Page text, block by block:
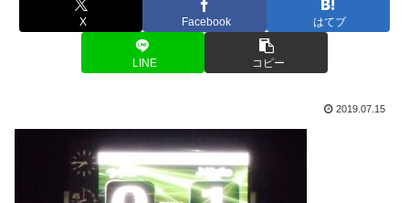
X Facebook はてブ
LINE コピー
2019.07.15